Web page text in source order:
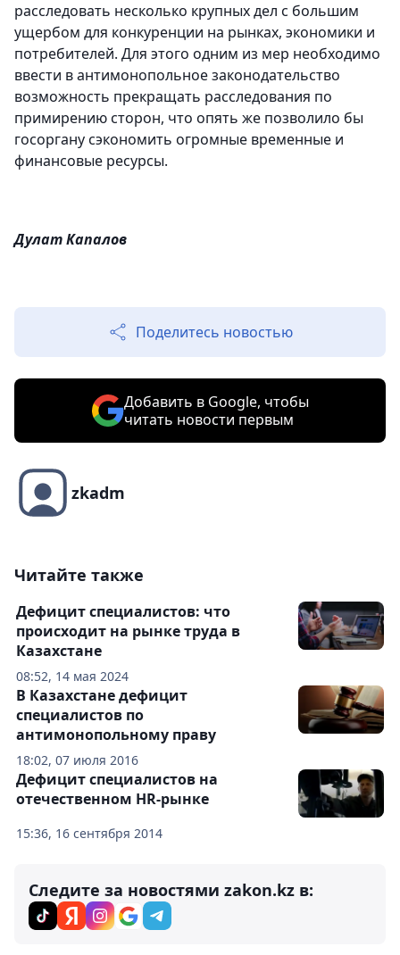
расследовать несколько крупных дел с большим
ущербом для конкуренции на рынках, экономики и
потребителей. Для этого одним из мер необходимо
ввести в антимонопольное законодательство
возможность прекращать расследования по
примирению сторон, что опять же позволило бы
госоргану сэкономить огромные временные и
финансовые ресурсы.
Дулат Капалов
Поделитесь новостью
Добавить в Google, чтобы
читать новости первым
zkadm
Читайте также
08:52, 14 мая 2024
Дефицит специалистов: что
происходит на рынке труда в
Казахстане
18:02, 07 июля 2016
В Казахстане дефицит
специалистов по
антимонопольному праву
15:36, 16 сентября 2014
Дефицит специалистов на
отечественном HR-рынке
Следите за новостями zakon.kz в: